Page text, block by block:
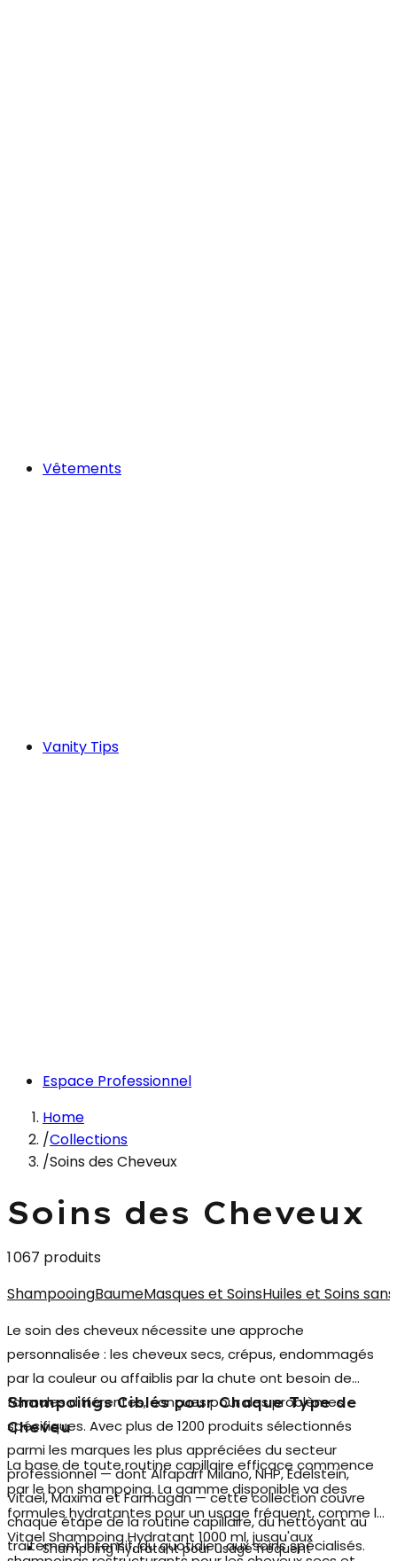
Vêtements
Vanity Tips
Espace Professionnel
Home
/Collections
/Soins des Cheveux
Soins des Cheveux
1 067 produits
ShampooingBaumeMasques et SoinsHuiles et Soins
Le soin des cheveuxnécessite une approche
personnalisée : les cheveux secs, crépus, endommagés
par la couleur ou affaiblis par la chute ont besoin de
formules différentes, conçues pour des problèmes
spécifiques. Avec plus de 1200 produits sélectionnés
parmi les marques les plus appréciées du secteur
professionnel — dont Alfaparf Milano, NHP, Edelstein,
Vitael, Maxima et Farmagan — cette collection couvre
chaque étape de la routine capillaire, du nettoyant au
traitement intensif, du quotidien aux soins spécialisés.
Shampoings Ciblés pour Chaque Type de
Cheveu
La base de toute routine capillaire efficace commence
par le bon shampoing. La gamme disponible va des
formules hydratantes pour un usage fréquent, comme le
Vitael Shampoing Hydratant 1000 ml, jusqu'aux
Shampoing hydratant pour usage fréquent